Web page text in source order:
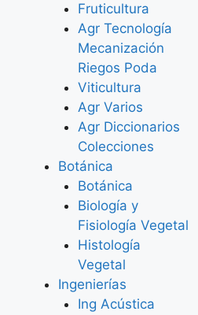
Fruticultura
Agr Tecnología
Mecanización
Riegos Poda
Viticultura
Agr Varios
Agr Diccionarios
Colecciones
Botánica
Botánica
Biología y
Fisiología Vegetal
Histología
Vegetal
Ingenierías
Ing Acústica